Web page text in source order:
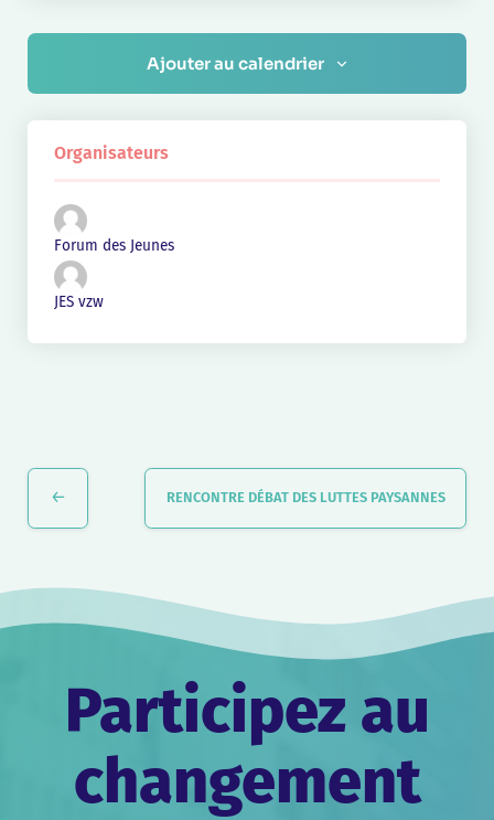
Ajouter au calendrier
Organisateurs
Forum des Jeunes
JES vzw
Évènement
RENCONTRE DÉBAT DES LUTTES PAYSANNES
Participez au
changement